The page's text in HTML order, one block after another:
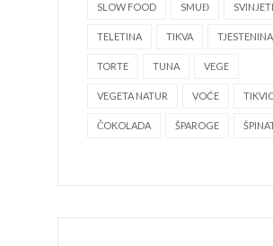
SLOW FOOD SMUĐ
TELETINA TIKVA TJESTENINA
TORTE TUNA VEGE
VEGETA NATUR VOĆE
ČOKOLADA ŠPAROGE